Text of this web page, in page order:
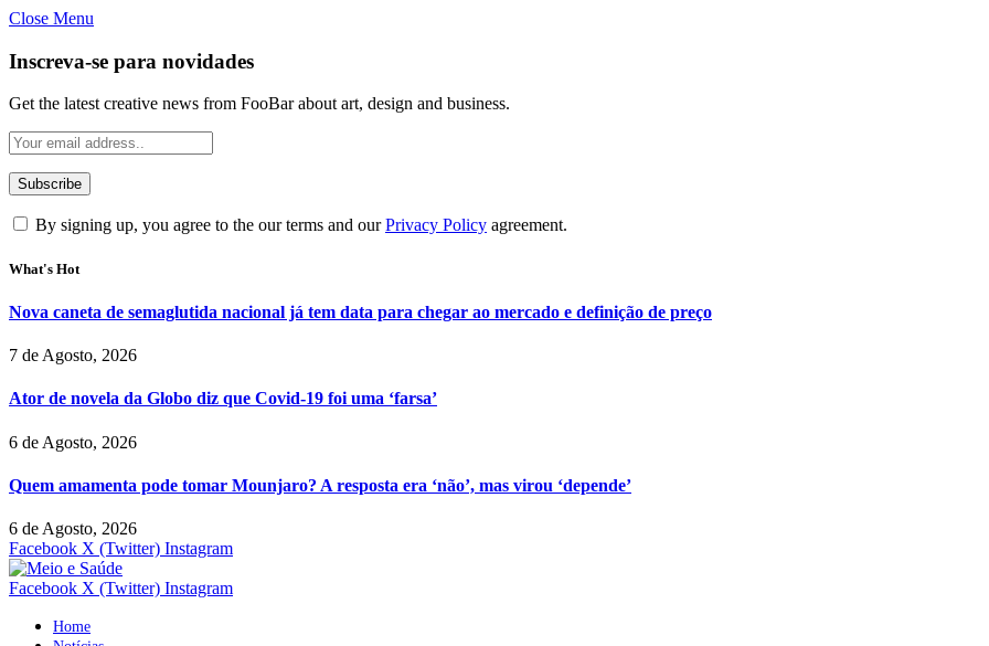
Close Menu
Inscreva-se para novidades
Get the latest creative news from FooBar about art, design and business.
By signing up, you agree to the our terms and ourPrivacy Policy agreement.
What's Hot
Nova caneta de semaglutida nacional já tem data para chegar ao mercado e definição de preço
7 de Agosto, 2026
Ator de novela da Globo diz que Covid-19 foi uma ‘farsa’
6 de Agosto, 2026
Quem amamenta pode tomar Mounjaro? A resposta era ‘não’, mas virou ‘depende’
6 de Agosto, 2026
Facebook X (Twitter) Instagram
Facebook X (Twitter) Instagram
Home